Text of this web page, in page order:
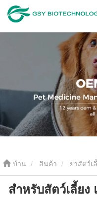
บ้าน สินค้า ยาสัตว์เ
แท็บเล็ต Cimetidine
สำหรับสัตว์เลี้ยง